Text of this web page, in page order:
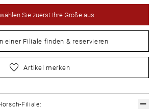
wählen Sie zuerst Ihre Größe aus
einer Filiale finden & reservieren
Sie zuerst Ihre Größe aus
Artikel merken
Filiale: